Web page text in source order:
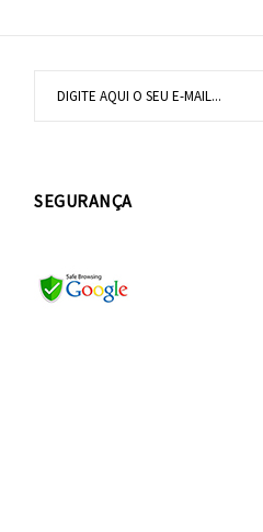
SEGURANÇA